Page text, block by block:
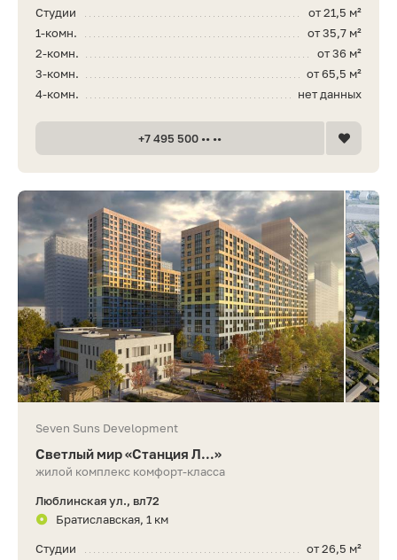
от 21,5 м²
Студии
от 35,7 м²
1-комн.
от 36 м²
2-комн.
от 65,5 м²
3-комн.
нет данных
4-комн.
+7 495 500 •• ••
Seven Suns Development
Светлый мир «Станция Л...»
жилой комплекс комфорт-класса
Люблинская ул., вл72
Братиславская, 1 км
от 26,5 м²
Студии